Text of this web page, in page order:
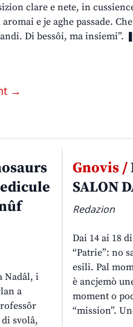
clare e nete, in
e je aghe passade.
Di bessôi, ma insiemi”. ❚
→
Nadâl, i
a
svolâ,
Gnovis /
SALON
Redazion
Dai 14 ai 18
“Patrie”: no
esili. Pal
è ancjemò
moment o
“mission”.